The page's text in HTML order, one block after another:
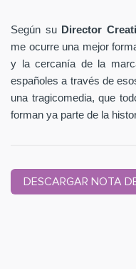
Según su Director
me ocurre una mejor
y la cercanía de la
españoles a través de
una tragicomedia, que
forman ya parte de la
DESCARGAR NOTA